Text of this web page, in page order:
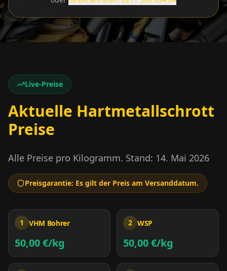
Live-Preise
Aktuelle Hartmetallschrott
Preise
Alle Preise pro Kilogramm. Stand: 14. Mai 2026
Preisgarantie: Es gilt der Preis am Versanddatum.
1 VHM Bohrer
50,00 €/kg
2 WSP
50,00 €/kg